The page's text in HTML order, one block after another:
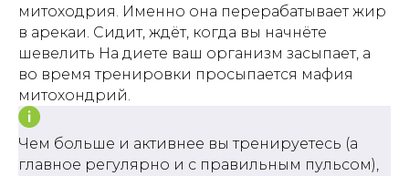
митоходрия. Именно она перерабатывает жир
в арекаи. Сидит, ждёт, когда вы начнёте
шевелить На диете ваш организм засыпает, а
во время тренировки просыпается мафия
митохондрий.
Чем больше и активнее вы тренируетесь (а
главное регулярно и с правильным пульсом),
Задать вопрос ТГ
Задать вопрос МАКС